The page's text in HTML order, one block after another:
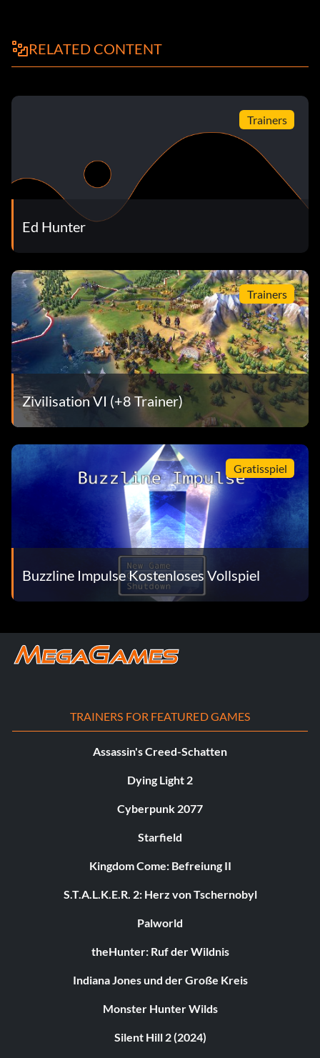
RELATED CONTENT
Trainers
Ed Hunter
Trainers
Zivilisation VI (+8 Trainer)
Gratisspiel
Buzzline Impulse Kostenloses Vollspiel
TRAINERS FOR FEATURED GAMES
Assassin's Creed-Schatten
Dying Light 2
Cyberpunk 2077
Starfield
Kingdom Come: Befreiung II
S.T.A.L.K.E.R. 2: Herz von Tschernobyl
Palworld
theHunter: Ruf der Wildnis
Indiana Jones und der Große Kreis
Monster Hunter Wilds
Silent Hill 2 (2024)